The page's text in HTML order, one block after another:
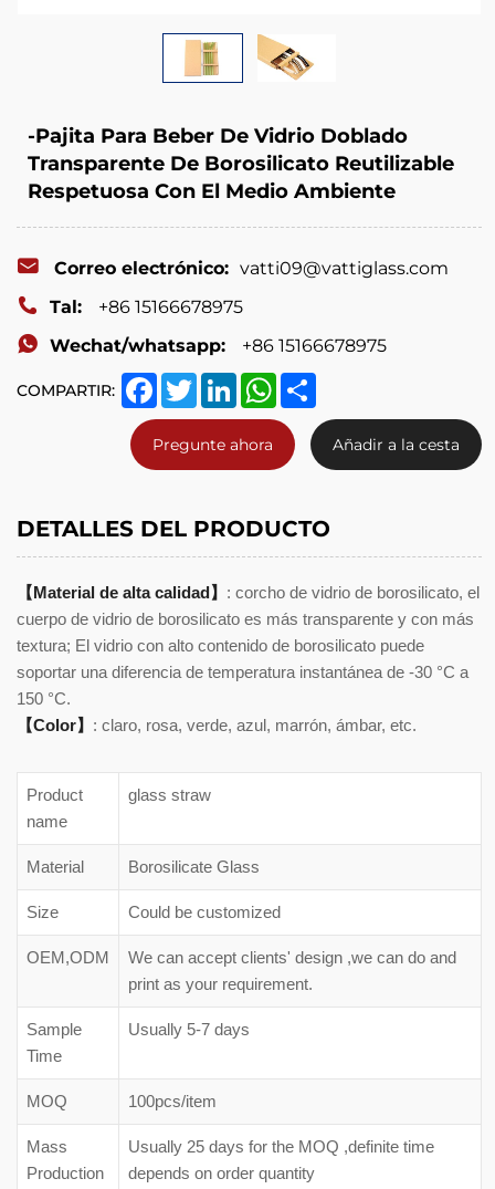
-30°C
-150°C
-Pajita Para Beber De Vidrio Doblado
Transparente De Borosilicato Reutilizable
Respetuosa Con El Medio Ambiente
Correo electrónico: vatti09@vattiglass.com
Tal:
+86 15166678975
Wechat/whatsapp:
+86 15166678975
COMPARTIR: FacebookTwitterLinkedInWhatsApp
Pregunte ahora Añadir a la cesta
DETALLES DEL PRODUCTO
【Material de alta calidad】 : corcho de vidrio de borosilicato, el
cuerpo de vidrio de borosilicato es más transparente y con más
textura; El vidrio con alto contenido de borosilicato puede
soportar una diferencia de temperatura instantánea de -30 °C a
150 °C.
【Color】 : claro, rosa, verde, azul, marrón, ámbar, etc.
Product
name
glass straw
Material Borosilicate Glass
Size Could be customized
OEM,ODM
We can accept clients' design ,we can do and
print as your requirement.
Sample
Time
Usually 5-7 days
MOQ 100pcs/item
Mass
Production
Usually 25 days for the MOQ ,definite time
depends on order quantity